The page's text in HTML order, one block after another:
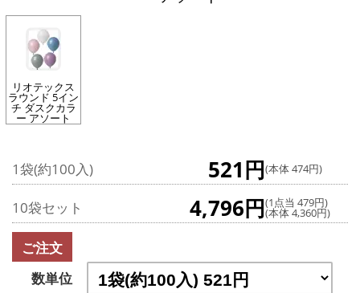
リオテックス
ラウンド 5イン
チ ダスクカラ
ー アソート
1袋(約100入) 521円(本体 474円)
10袋セット 4,796円(1点当 479円)
(本体 4,360円)
ご注文
数単位